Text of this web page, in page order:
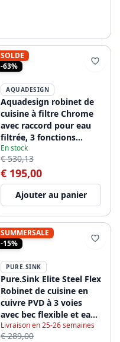
SOLDE
-63%
AQUADESIGN
Aquadesign robinet de
cuisine à filtre Chrome
avec raccord pour eau
filtrée, 3 fonctions
1208958194
En stock
€ 530,13
€ 195,00
Ajouter au panier
SUMMERSALE
-15%
PURE.SINK
Pure.Sink Elite Steel Flex
Robinet de cuisine en
cuivre PVD à 3 voies
avec bec flexible et eau
filtrée PS8110-62
Livraison en 25-26 semaines
€ 289,00